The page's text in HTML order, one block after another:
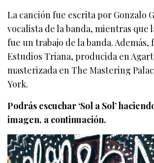
La canción fue escrita por Gonzalo
vocalista de la banda, mientras que
fue un trabajo de la banda. Además,
Estudios Triana, producida en
masterizada en The Mastering
York.
Podrás escuchar ‘Sol a Sol’
imagen, a continuación.